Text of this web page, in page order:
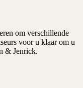
om verschillende
voor u klaar om u
& Jenrick.